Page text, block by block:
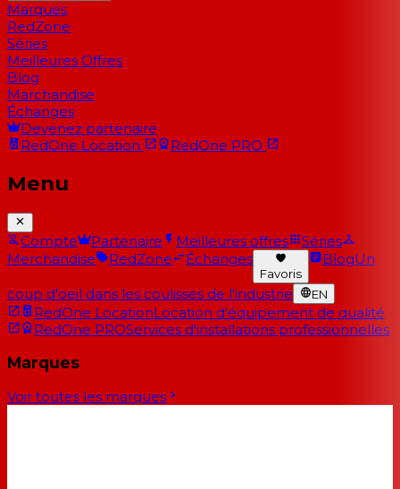
Marques
RedZone
Séries
Meilleures Offres
Blog
Marchandise
Échanges
Devenez partenaire
RedOne Location RedOne PRO
Menu
Compte Partenaire Meilleures offres
Séries
Merchandise
RedZone Échanges
Favoris
BlogUn
coup d'oeil dans les coulisses de l'industrie EN
RedOne LocationLocation d'équipement de qualité
RedOne PROServices d'installations professionnelles
Marques
Voir toutes les marques